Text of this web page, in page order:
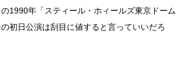
1990年「スティール・ホィールズ東京ドーム
初日公演は刮目に値すると言っていいだろ